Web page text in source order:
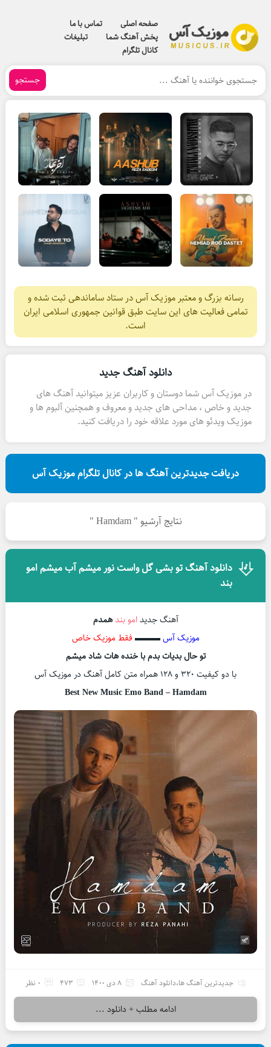
صفحه اصلی
تماس با ما
پخش آهنگ شما
تبلیغات
کانال تلگرام
جستجو
رسانه بزرگ و معتبر موزیک آس در ستاد ساماندهی ثبت شده و
تمامی فعالیت های این سایت طبق قوانین جمهوری اسلامی ایران
است.
دانلود آهنگ جدید
در موزیک آس شما دوستان و کاربران عزیز میتوانید آهنگ های
جدید و خاص ، مداحی های جدید و معروف و همچنین آلبوم ها و
موزیک ویدئو های مورد علاقه خود را دریافت کنید.
دریافت جدیدترین آهنگ ها در کانال تلگرام موزیک آس
نتایج آرشیو " Hamdam "
دانلود آهنگ تو بشی گل واست نور میشم آب میشم امو
بند
آهنگ جدیدامو بند همدم
موزیک آس▬▬▬ فقط موزیک خاص
تو حال بدیات بدم با خنده هات شاد میشم
با دو کیفیت ۳۲۰ و ۱۲۸ همراه متن کامل آهنگ در موزیک آس
Best New Music Emo Band – Hamdam
جدیدترین آهنگ ها،دانلود آهنگ 8 دی 1400 473 0 نظر
ادامه مطلب + دانلود ...